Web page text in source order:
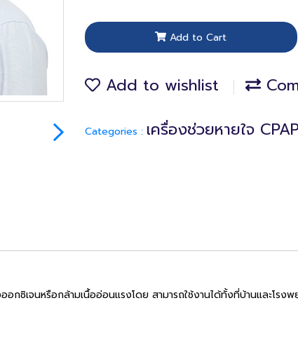
Add to Cart
Add to wishlist
Categories : เครื่องช่วยหายใจ
กซิเจนหรือกล้ามเนื้ออ่อนแรงโดย สามารถใช้งานได้ทั้งที่บ้านและโรงพ